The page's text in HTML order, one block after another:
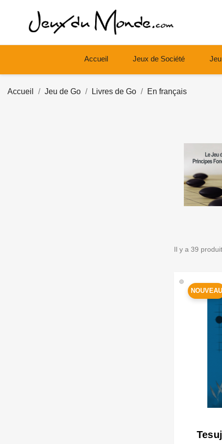
Accueil Jeux de Société
Accueil Jeu de Go Livres de Go En français
Il y a 39
NOUVEAU
🟢